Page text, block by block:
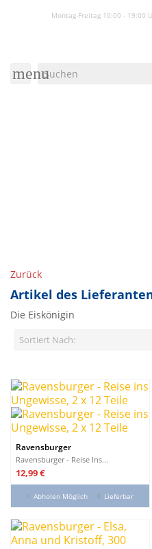
Montag-Freitag 10:00 - 19:00
menu
Zurück
Artikel des
Die Eiskönigin
Sortiert Nach:
Ravensburger
Ravensburger - Reise Ins...
Preis
12,99 €
Abholen Möglich Lieferbar